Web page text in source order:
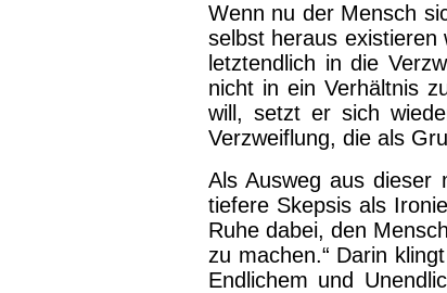
Wenn nu der Mensch
selbst heraus
letztendlich in die
nicht in ein Verhältnis
will, setzt er sich
Verzweiflung, die als
Als Ausweg aus dieser
tiefere Skepsis als
Ruhe dabei, den
zu machen.“ Darin
Endlichem und